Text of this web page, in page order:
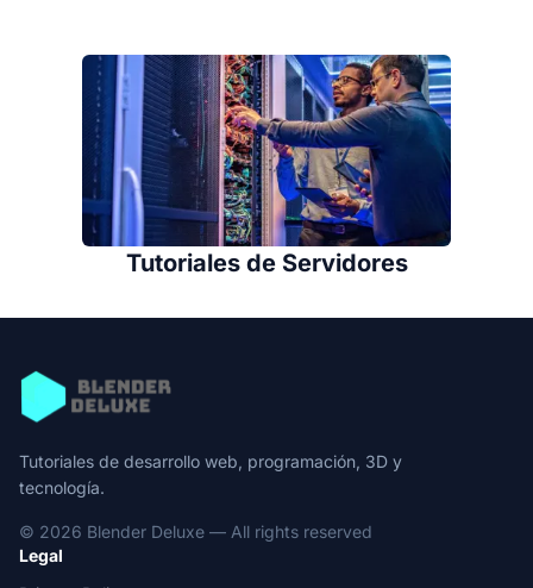
Tutoriales de Servidores
Tutoriales de desarrollo web, programación, 3D y
tecnología.
© 2026 Blender Deluxe — All rights reserved
Legal